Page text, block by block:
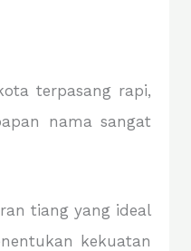
terpasang rapi,
nama sangat
tiang yang ideal
kekuatan